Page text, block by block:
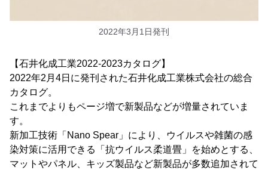
2022年3月1日発刊
【石井化成工業2022-2023カタログ】
2022年2月4日に発刊された石井化成工業株式会社の総合
カタログ。
これまでよりもページ増で新製品などが増量されていま
す。
新加工技術「Nano Spear」により、ウイルスや雑菌の感
染対策に活用できる「抗ウイルス柔道畳」を始めとする、
マットやパネル、キッズ製品など新製品が多数追加されて